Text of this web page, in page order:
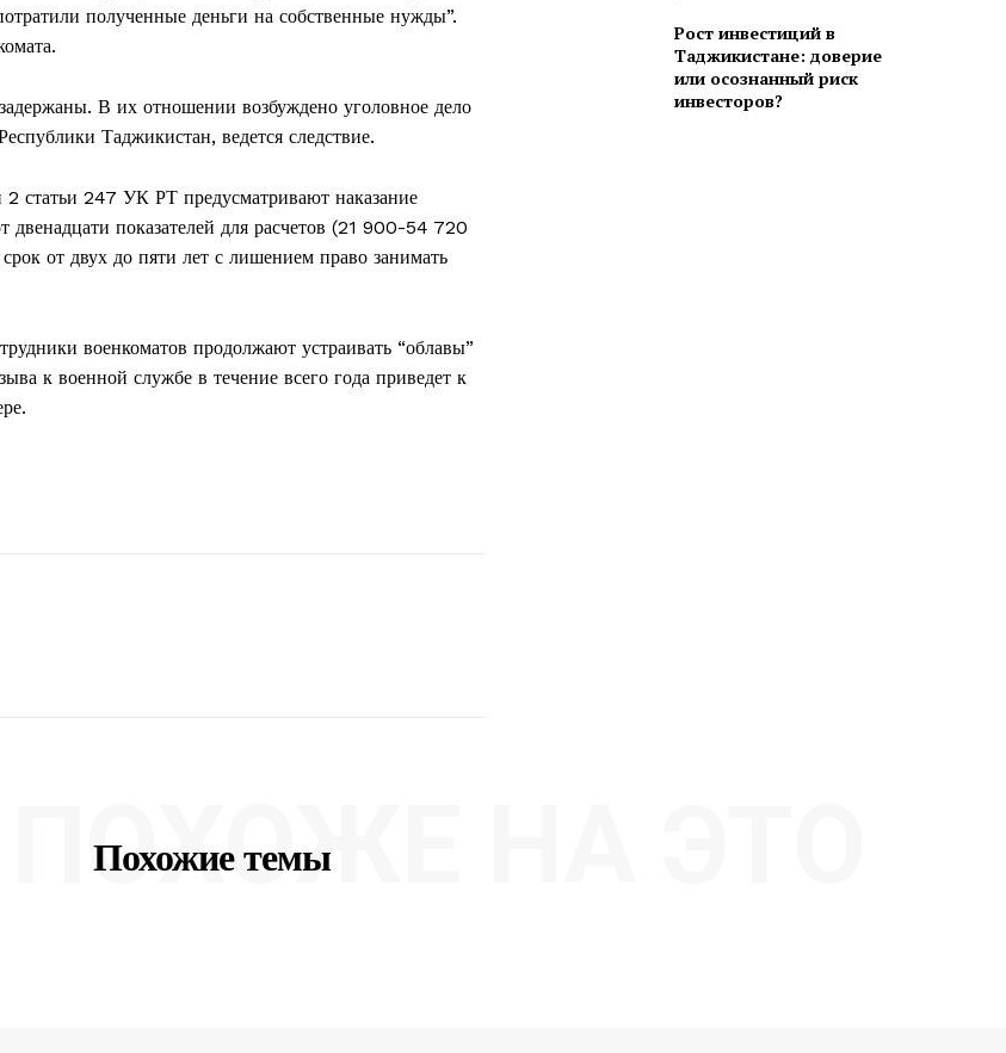
полученные деньги на собственные нужды”.
В их отношении возбуждено уголовное дело
Таджикистан, ведется следствие.
2 статьи 247 УК РТ предусматривают наказание
двенадцати показателей для расчетов (21 900-54 720
от двух до пяти лет с лишением право занимать
военкоматов продолжают устраивать “облавы”
к военной службе в течение всего года приведет к
Рост инвестиций в
Таджикистане: доверие
или осознанный риск
инвесторов?
Похожие темы НА ЭТО